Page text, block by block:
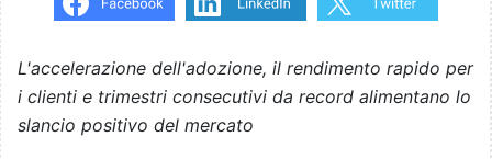
L'accelerazione dell'adozione, il rendimento rapido per
i clienti e trimestri consecutivi da record alimentano lo
slancio positivo del mercato